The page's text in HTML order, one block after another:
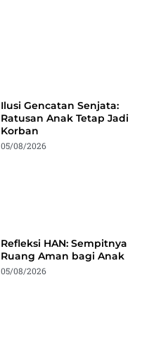
Ilusi Gencatan Senjata:
Ratusan Anak Tetap Jadi
Korban
05/08/2026
Refleksi HAN: Sempitnya
Ruang Aman bagi Anak
05/08/2026